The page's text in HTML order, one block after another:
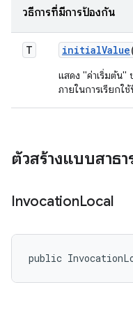
วิธีการที่มีการป้องกัน
T initialValue
แสดง "ค่าเริ่มต้น"
ภายในการเรียกใ
ตัวสร้างแบบสาธ
InvocationLocal
public